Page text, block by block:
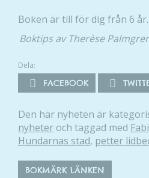
Boken är till för dig från 6 år.
Boktips av Therèse
Dela:
FACEBOOK
Den här nyheten är
nyheter och taggad med
Hundarnas stad, petter
BOKMÄRK LÄNKEN